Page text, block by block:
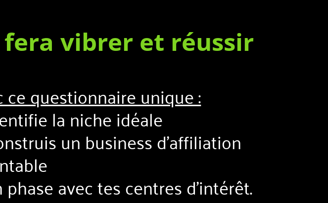
vibrer et réussir
ce questionnaire unique :
la niche idéale
un business d’affiliation
phase avec tes centres d’intérêt.